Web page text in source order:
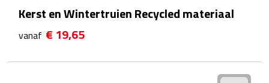
Kerst en Wintertruien Recycled materiaal
vanaf € 19,65